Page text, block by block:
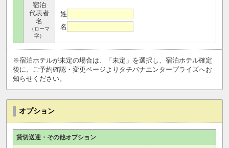
宿泊
代表者
名
（ローマ
字）
姓
名
※宿泊ホテルが未定の場合は、「未定」を選択し、宿泊ホテル確定
後に、ご予約確認・変更ページよりタチバナエンタープライズへお
知らせください。
オプション
貸切送迎・その他オプション